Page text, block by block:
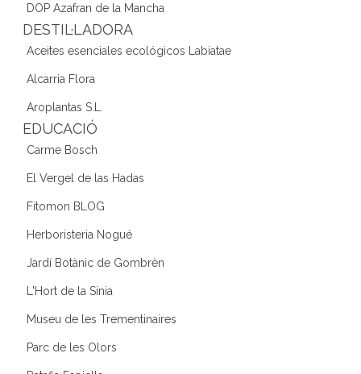
DOP Azafran de la Mancha
DESTIL·LADORA
Aceites esenciales ecológicos Labiatae
Alcarria Flora
Aroplantas S.L.
EDUCACIÓ
Carme Bosch
El Vergel de las Hadas
Fitomon BLOG
Herboristeria Nogué
Jardí Botànic de Gombrèn
L'Hort de la Sínia
Museu de les Trementinaires
Parc de les Olors